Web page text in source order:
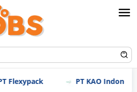
PT KAO Indonesia